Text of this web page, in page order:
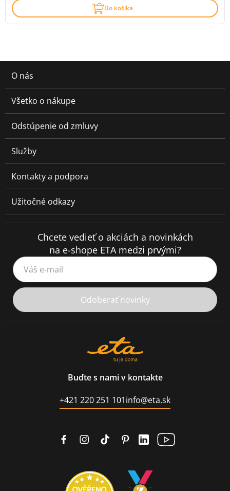
Do košíka
O nás
Všetko o nákupe
Odstúpenie od zmluvy
Služby
Kontakty a podpora
Užitočné odkazy
Chcete vedieť o akciách a novinkách
na e-shope ETA medzi prvými?
Váš e-mail
Odoberať novinky
Buďte s nami v kontakte
+421 220 251 101info@eta.sk